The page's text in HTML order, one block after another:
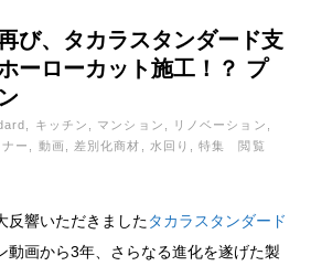
び、タカラスタンダード支
ーローカット施工！？ プ
ン
キッチン マンション
リノベーション
ー
動画 差別化商材 水回り 特集
閲覧
反響いただきましたタカラスタンダード
動画から3年、さらなる進化を遂げた製